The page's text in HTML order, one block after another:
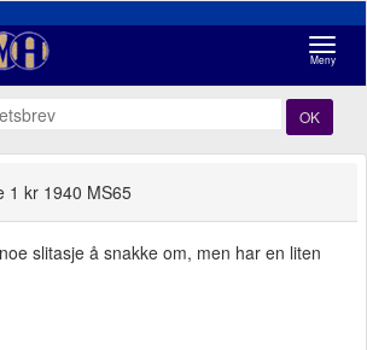
Meny
OK
1 kr 1940 MS65
slitasje å snakke om, men har en liten